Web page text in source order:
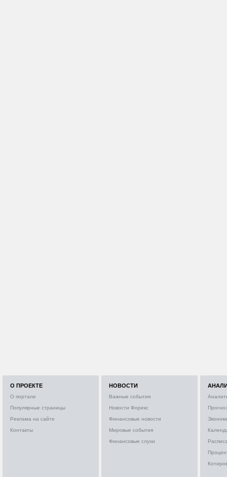
О ПРОЕКТЕ
О портале
Популярные страницы
Реклама на сайте
Контакты
НОВОСТИ
Важные события
Новости Форекс
Финансовые новости
Мировые события
Финансовые слухи